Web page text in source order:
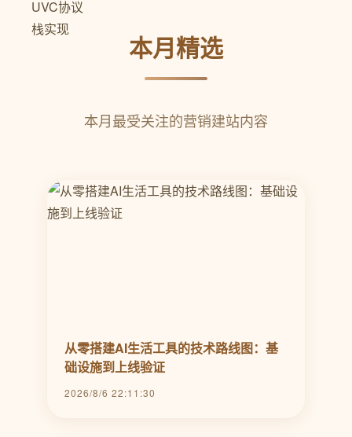
本月精选
本月最受关注的营销建站内容
从零搭建AI生活工具的技术路线图：基
础设施到上线验证
2026/8/6 22:11:30